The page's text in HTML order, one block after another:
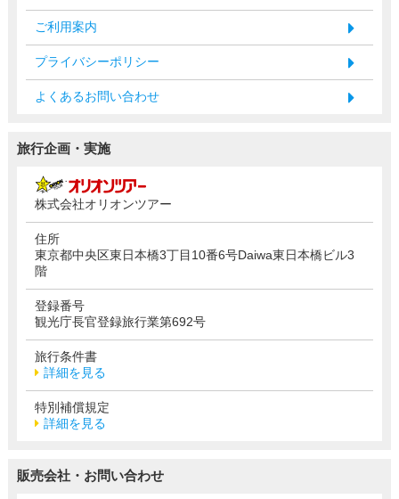
ご利用案内
プライバシーポリシー
よくあるお問い合わせ
旅行企画・実施
株式会社オリオンツアー
住所
東京都中央区東日本橋3丁目10番6号Daiwa東日本橋ビル3
階
登録番号
観光庁長官登録旅行業第692号
旅行条件書
詳細を見る
特別補償規定
詳細を見る
販売会社・お問い合わせ